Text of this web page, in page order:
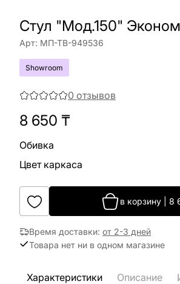
Стул "Мод.150" Эконом
Арт: МП-ТВ-949536
Showroom
0 отзывов
8 650 ₸
Обивка
Цвет каркаса
в корзину 8
Время доставки: от 2-3 дней
Товара нет ни в одном магазине
Характеристики Описание